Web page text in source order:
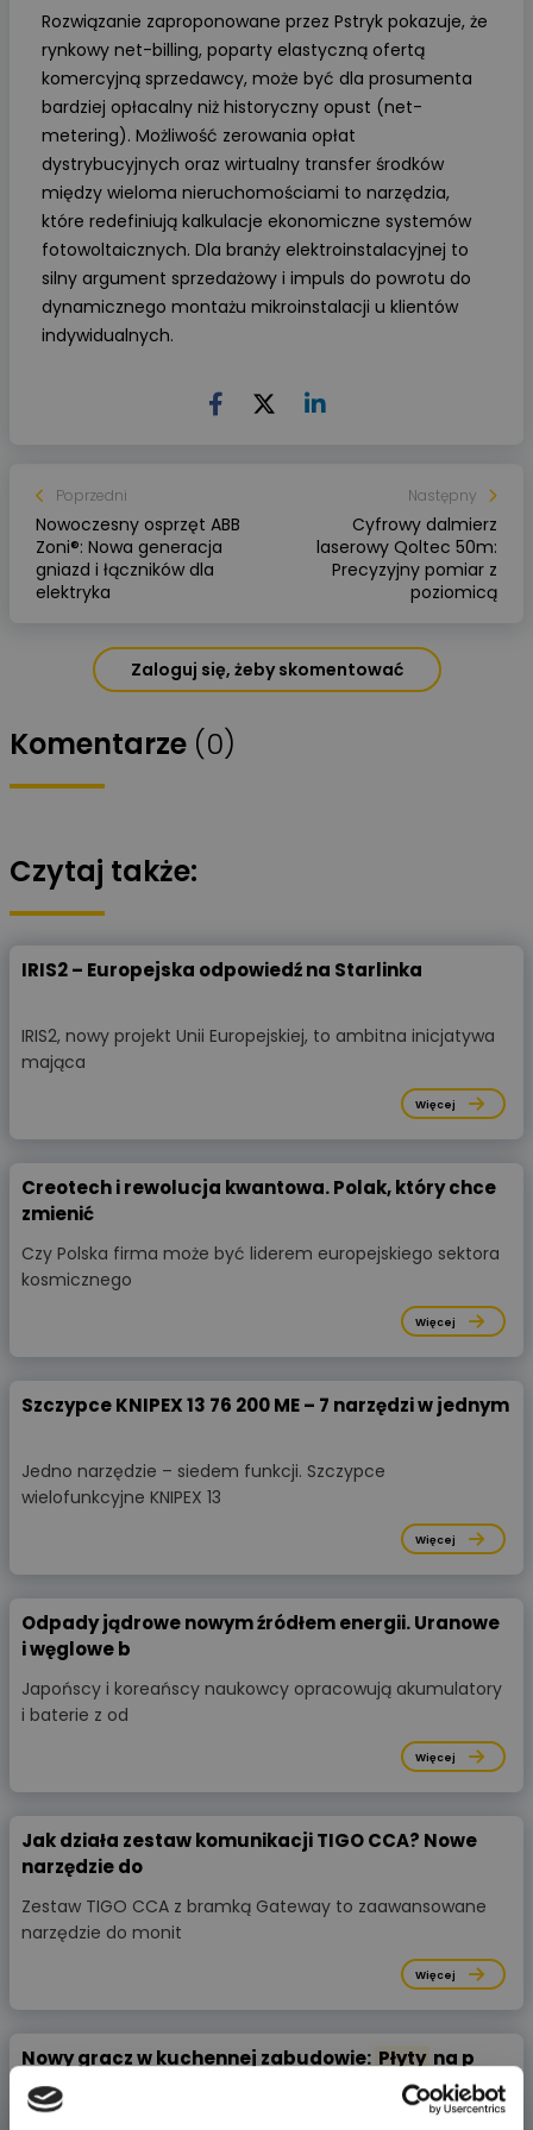
Rozwiązanie zaproponowane przez Pstryk pokazuje, że
rynkowy net-billing, poparty elastyczną ofertą
komercyjną sprzedawcy, może być dla prosumenta
bardziej opłacalny niż historyczny opust (net-
metering). Możliwość zerowania opłat
dystrybucyjnych oraz wirtualny transfer środków
między wieloma nieruchomościami to narzędzia,
które redefiniują kalkulacje ekonomiczne systemów
fotowoltaicznych. Dla branży elektroinstalacyjnej to
silny argument sprzedażowy i impuls do powrotu do
dynamicznego montażu mikroinstalacji u klientów
indywidualnych.
Poprzedni
Nowoczesny osprzęt ABB
Zoni®: Nowa generacja
gniazd i łączników dla
elektryka
Następny
Cyfrowy dalmierz
laserowy Qoltec 50m:
Precyzyjny pomiar z
poziomicą
Zaloguj się, żeby skomentować
Komentarze (0)
Czytaj także:
IRIS2 – Europejska odpowiedź na Starlinka
IRIS2, nowy projekt Unii Europejskiej, to ambitna inicjatywa
mająca
Więcej
Creotech i rewolucja kwantowa. Polak, który chce
zmienić
Czy Polska firma może być liderem europejskiego sektora
kosmicznego
Więcej
Szczypce KNIPEX 13 76 200 ME – 7 narzędzi w jednym
Jedno narzędzie – siedem funkcji. Szczypce
wielofunkcyjne KNIPEX 13
Więcej
Odpady jądrowe nowym źródłem energii. Uranowe
i węglowe b
Japońscy i koreańscy naukowcy opracowują akumulatory
i baterie z od
Więcej
Jak działa zestaw komunikacji TIGO CCA? Nowe
narzędzie do
Zestaw TIGO CCA z bramką Gateway to zaawansowane
narzędzie do monit
Więcej
Nowy gracz w kuchennej zabudowie: Płyty na p
Płyty indukcyjne tracą pozycję lidera w nowoczesnych